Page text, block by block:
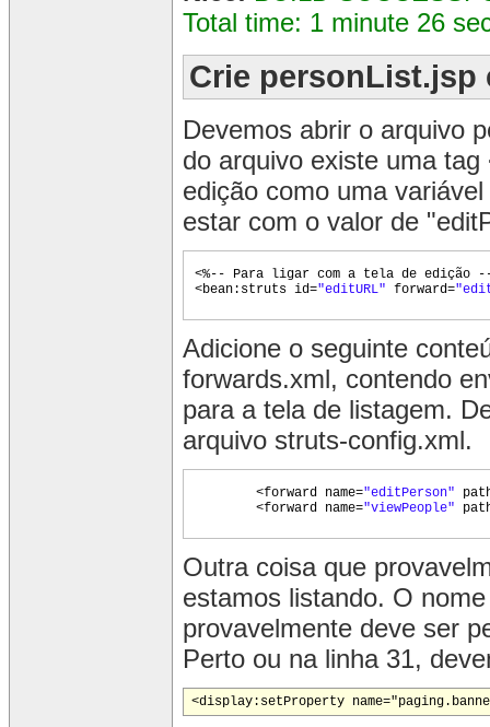
Total time: 1 minute 26
Crie personList.jsp
Devemos abrir o arquivo
do arquivo existe uma
edição como uma
estar com o valor de
<%-- Para ligar com a tela de edição --
<bean:struts id="editURL" forward=
Adicione o seguinte
forwards.xml, contendo
para a tela de listagem.
arquivo struts-config.xml.
<forward name="editPerson"
<forward name="viewPeople"
Outra coisa que
estamos listando. O
provavelmente deve ser
Perto ou na linha 31,
<display:setProperty